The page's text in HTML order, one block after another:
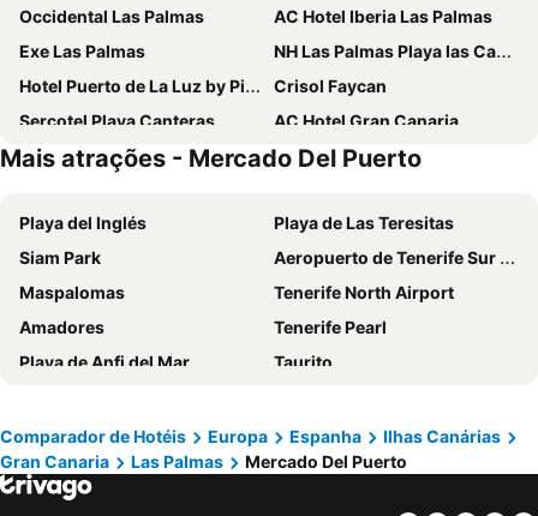
Occidental Las Palmas
AC Hotel Iberia Las Palmas
Exe Las Palmas
NH Las Palmas Playa las Canteras
Hotel Puerto de La Luz by Pierre & Vacances
Crisol Faycan
Sercotel Playa Canteras
AC Hotel Gran Canaria
Hotel Silken Saaj Las Palmas
Hotel Concorde
Hotel LIVVO Lumm
Occidental Las Canteras
Hotel LIVVO Fataga
Bull Astoria
Sercotel Parque Las Palmas
Hotel Aloe Canteras
URBANSEA Atlanta
Santa Catalina, a Royal Hideaway Hotel
Hotel Pujol
Hotel Verol
Valtisya House Pool & Airport
Apartamentos Tinoca
Hotel LIVVO La Escarlata
Hotel Escuela Santa Brígida
TC Hotel Doña Luisa
Mais atrações - Mercado Del Puerto
Playa del Inglés
Playa de Las Teresitas
Siam Park
Aeropuerto de Tenerife Sur Reina Sofía
Maspalomas
Tenerife North Airport
Amadores
Tenerife Pearl
Playa de Anfi del Mar
Taurito
Holiday World
Meloneras
Yumbo centrum
Puerto de Santa Cruz de Tenerife
Plaza de Canarias
Comparador de Hotéis Europa Espanha
Ilhas Canárias
Gran Canaria
Las Palmas Mercado Del Puerto